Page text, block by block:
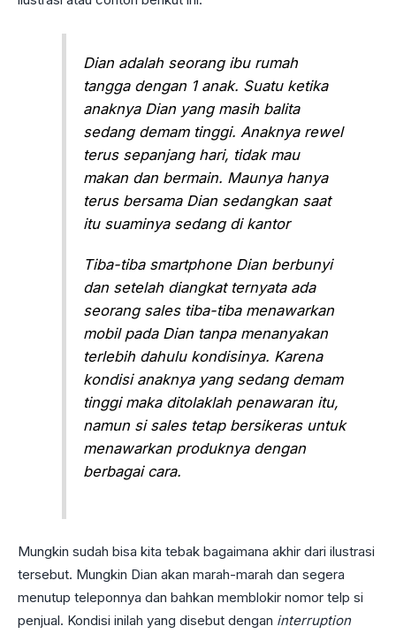
Dian adalah seorang ibu rumah
tangga dengan 1 anak. Suatu ketika
anaknya Dian yang masih balita
sedang demam tinggi. Anaknya rewel
terus sepanjang hari, tidak mau
makan dan bermain. Maunya hanya
terus bersama Dian sedangkan saat
itu suaminya sedang di kantor
Tiba-tiba smartphone Dian berbunyi
dan setelah diangkat ternyata ada
seorang sales tiba-tiba menawarkan
mobil pada Dian tanpa menanyakan
terlebih dahulu kondisinya. Karena
kondisi anaknya yang sedang demam
tinggi maka ditolaklah penawaran itu,
namun si sales tetap bersikeras untuk
menawarkan produknya dengan
berbagai cara.
Mungkin sudah bisa kita tebak bagaimana akhir dari ilustrasi
tersebut. Mungkin Dian akan marah-marah dan segera
menutup teleponnya dan bahkan memblokir nomor telp si
penjual. Kondisi inilah yang disebut dengan interruption